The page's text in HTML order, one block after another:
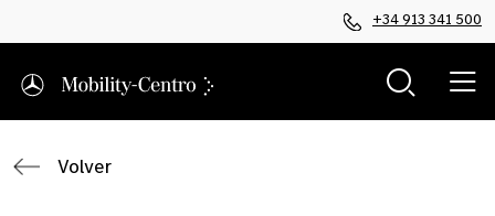
+34 913 341 500
Volver